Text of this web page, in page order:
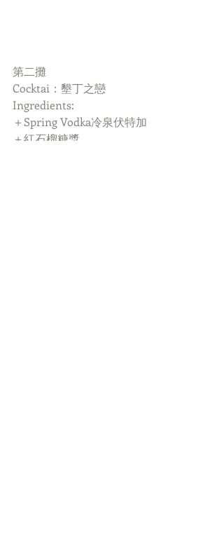
第二攤
Cocktai：墾丁之戀
Ingredients:
＋Spring Vodka冷泉伏特加
＋紅石榴糖漿